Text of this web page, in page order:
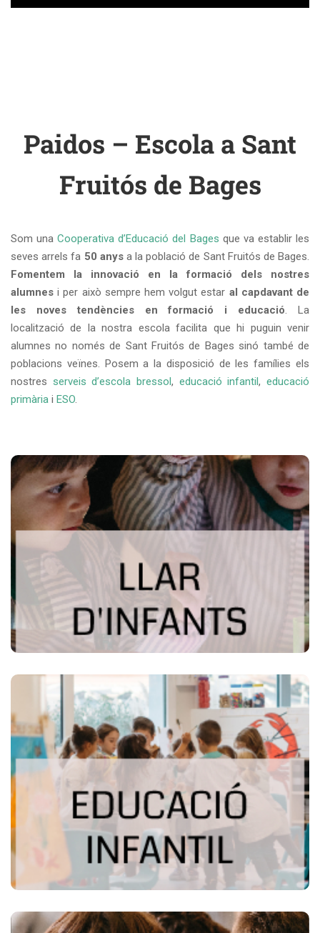
Paidos – Escola a Sant
Fruitós de Bages
Som unaCooperativa d’Educació del Bages que va establir les
seves arrels fa 50 anysa la població de Sant Fruitós de Bages.
Fomentem la innovació en la formació dels nostres
alumnes i per això sempre hem volgut estar al capdavant de
les noves tendències en formació i educació.La
localització de la nostra escola facilita que hi puguin venir
alumnes no només de Sant Fruitós de Bages sinó també de
poblacions veïnes. Posem a la disposició de les famílies els
nostres serveis d’escola bressol, educació infantil,educació
primària i ESO.
LLAR D’INFANTS PAIDOS
A la llar d’infants de l’Escola Paidos, creem un vincle
afectiu perquè els nens se sentin acompanyats i segurs
a l’escola, i deixem el temps necessari perquè l’infant es
relacioni amb els companys i les educadores.
Més informació
EDUCACIÓ INFANTIL
Acompanyem a l’alumne en la construcció dels seus
aprenentatges, per tal que siguin significatius i li permetin
establir relacions entre; les experiències, els
coneixements previs i els nous continguts
d’ensenyament.
Més informació